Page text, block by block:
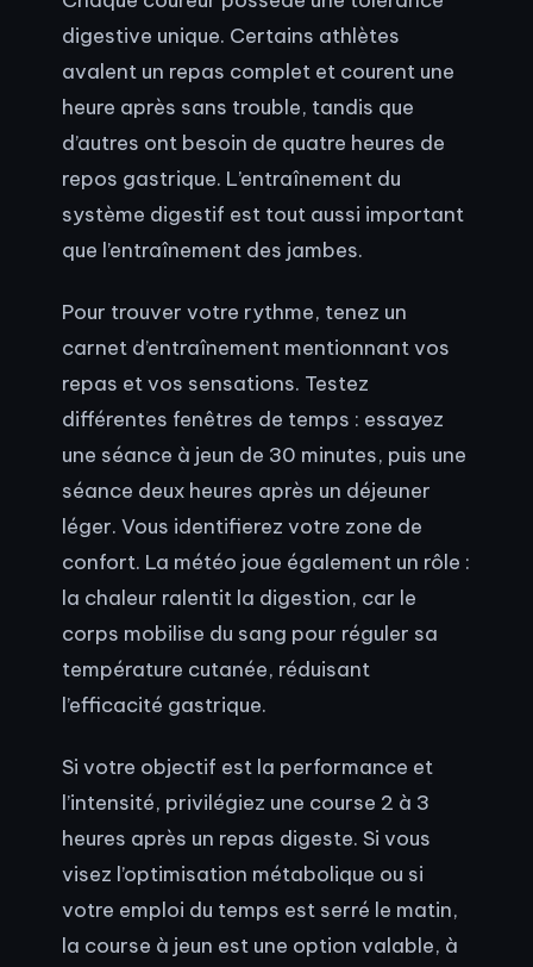
digestive unique. Certains athlètes
avalent un repas complet et courent une
heure après sans trouble, tandis que
d’autres ont besoin de quatre heures de
repos gastrique. L’entraînement du
système digestif est tout aussi important
que l’entraînement des jambes.
Pour trouver votre rythme, tenez un
carnet d’entraînement mentionnant vos
repas et vos sensations. Testez
différentes fenêtres de temps : essayez
une séance à jeun de 30 minutes, puis une
séance deux heures après un déjeuner
léger. Vous identifierez votre zone de
confort. La météo joue également un rôle :
la chaleur ralentit la digestion, car le
corps mobilise du sang pour réguler sa
température cutanée, réduisant
l’efficacité gastrique.
Si votre objectif est la performance et
l’intensité, privilégiez une course 2 à 3
heures après un repas digeste. Si vous
visez l’optimisation métabolique ou si
votre emploi du temps est serré le matin,
la course à jeun est une option valable, à